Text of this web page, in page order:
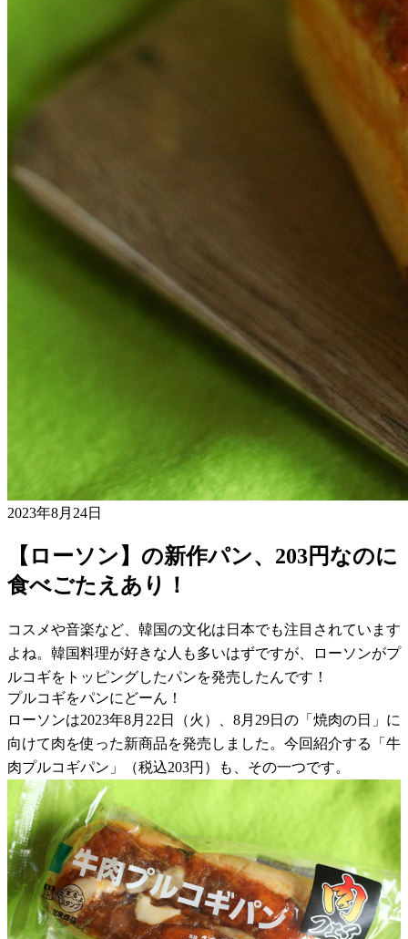
2023年8月24日
【ローソン】の新作パン、203円なのに
食べごたえあり！
コスメや音楽など、韓国の文化は日本でも注目されています
よね。韓国料理が好きな人も多いはずですが、ローソンがプ
ルコギをトッピングしたパンを発売したんです！
プルコギをパンにどーん！
ローソンは2023年8月22日（火）、8月29日の「焼肉の日」に
向けて肉を使った新商品を発売しました。今回紹介する「牛
肉プルコギパン」（税込203円）も、その一つです。